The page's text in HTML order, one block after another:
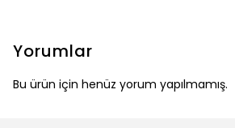
Yorumlar
Bu ürün için henüz yorum yapılmamış.